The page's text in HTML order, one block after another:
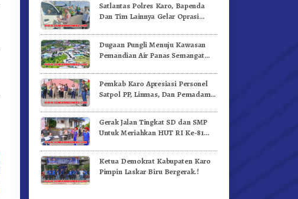
Satlantas Polres Karo, Bapenda
Dan Tim Lainnya Gelar Oprasi
Dugaan Pungli Menuju Kawasan
Pemandian Air Panas Semangat
Videokan!
Pemkab Karo Apresiasi Personel
Satpol PP, Linmas, Dan Pemadam
Gerak Jalan Tingkat SD dan SMP
Untuk Meriahkan HUT RI Ke-81
Ketua Demokrat Kabupaten Karo
Pimpin Laskar Biru Bergerak.!